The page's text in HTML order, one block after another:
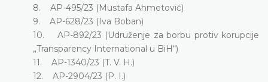
8. AP-495/23 (Mustafa Ahmetović)
9. AP-628/23 (Iva Boban)
10. AP-892/23 (Udruženje za borbu protiv korupcije
„Transparency International u BiH“)
11. AP-1340/23 (T. V. H.)
12. AP-2904/23 (P. I.)